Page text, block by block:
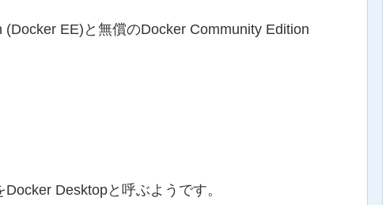
EE)と無償のDocker Community Edition
Desktopと呼ぶようです。